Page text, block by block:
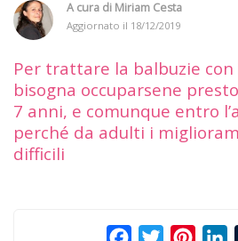
A cura di Miriam Cesta
Aggiornato il 18/12/2019
Per trattare la balbuzie
bisogna occuparsene
7 anni, e comunque entro
perché da adulti i
difficili